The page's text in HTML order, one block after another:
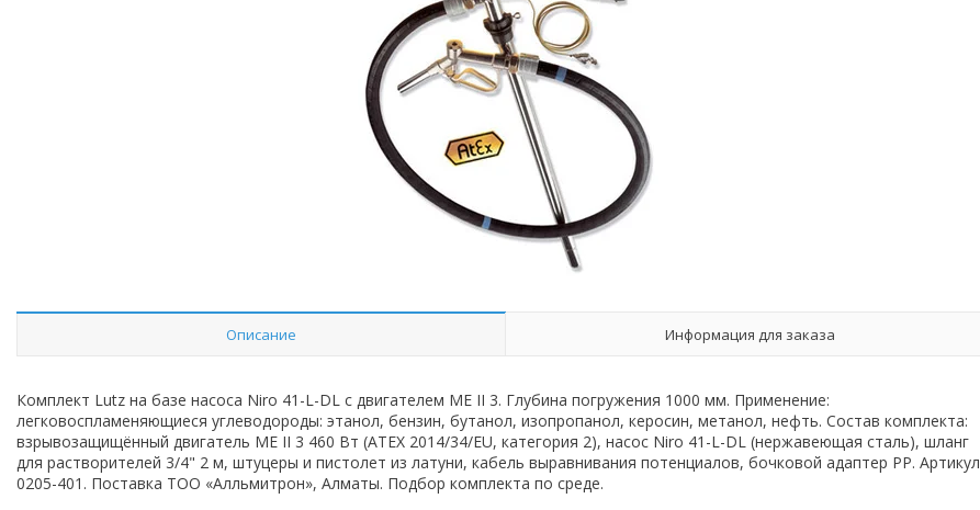
Описание Информация для заказа
Комплект Lutz на базе насоса Niro 41-L-DL с двигателем ME II 3. Глубина погружения 1000 мм. Применение:
легковоспламеняющиеся углеводороды: этанол, бензин, бутанол, изопропанол, керосин, метанол, нефть. Состав комплекта:
взрывозащищённый двигатель ME II 3 460 Вт (ATEX 2014/34/EU, категория 2), насос Niro 41-L-DL (нержавеющая сталь), шланг
для растворителей 3/4" 2 м, штуцеры и пистолет из латуни, кабель выравнивания потенциалов, бочковой адаптер PP. Артикул
0205-401. Поставка ТОО «Алльмитрон», Алматы. Подбор комплекта по среде.